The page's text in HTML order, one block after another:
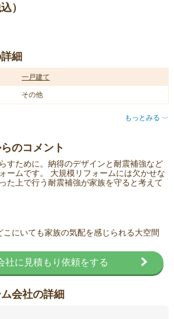
）
細
一戸建て
その他
もっとみる 〈
のコメント
すために。納得のデザインと耐震補強など
ームです。 大規模リフォームには欠かせな
た上で行う耐震補強が家族を守ると考えて
にいても家族の気配を感じられる大空間
社に見積もり依頼をする
会社の詳細